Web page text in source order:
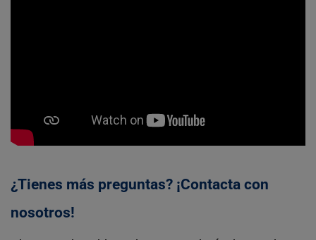
¿Tienes más preguntas? ¡Contacta con
nosotros!